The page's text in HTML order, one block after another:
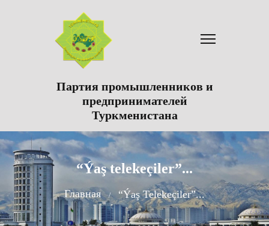
Партия промышленников и
предпринимателей
Туркменистана
“Ýaş telekeçiler”...
Главная “Ýaş Telekeçiler”...